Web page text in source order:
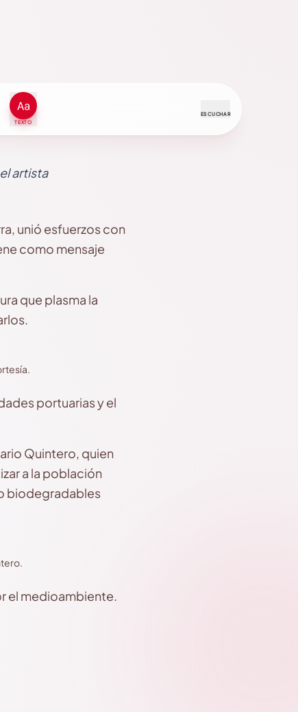
TEXTO
ESCUCHAR
artista
unió esfuerzos con
como mensaje
que plasma la
portuarias y el
Quintero, quien
a la población
biodegradables
el medioambiente.